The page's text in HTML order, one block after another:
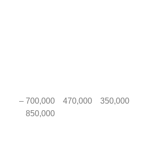
350,000
470,000
700,000 –
850,000